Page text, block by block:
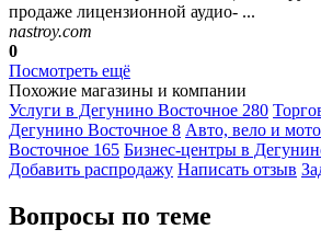
продаже лицензионной аудио- ...
nastroy.com
0
Посмотреть ещё
Похожие магазины и компании
Услуги в Дегунино Восточное 280
Дегунино Восточное 8 Авто, вело и
Восточное 165 Бизнес-центры в
Добавить раcпродажу Написать отзыв
Вопросы по теме